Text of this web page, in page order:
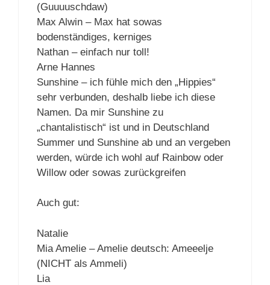
(Guuuuschdaw)
Max Alwin – Max hat sowas
bodenständiges, kerniges
Nathan – einfach nur toll!
Arne Hannes
Sunshine – ich fühle mich den „Hippies“
sehr verbunden, deshalb liebe ich diese
Namen. Da mir Sunshine zu
„chantalistisch“ ist und in Deutschland
Summer und Sunshine ab und an vergeben
werden, würde ich wohl auf Rainbow oder
Willow oder sowas zurückgreifen
Auch gut:
Natalie
Mia Amelie – Amelie deutsch: Ameeelje
(NICHT als Ammeli)
Lia